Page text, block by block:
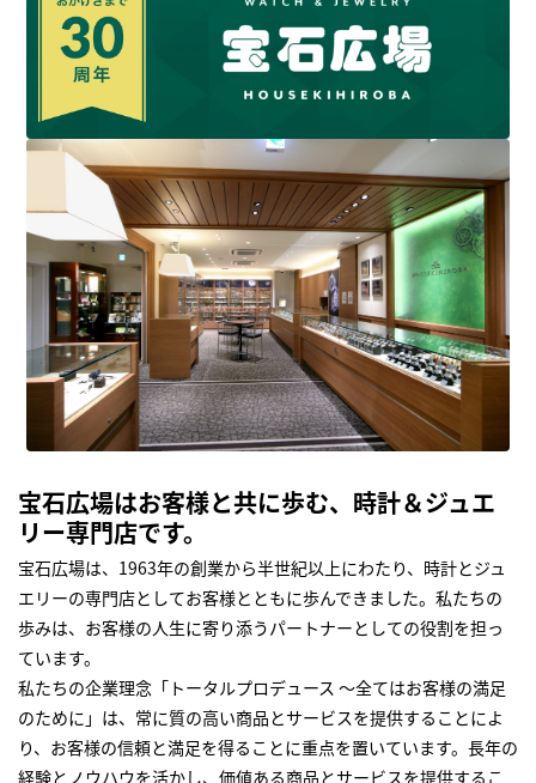
宝石広場はお客様と共に歩む、時計＆ジュエ
リー専門店です。
宝石広場は、1963年の創業から半世紀以上にわたり、時計とジュ
エリーの専門店としてお客様とともに歩んできました。私たちの
歩みは、お客様の人生に寄り添うパートナーとしての役割を担っ
ています。
私たちの企業理念「トータルプロデュース ～全てはお客様の満足
のために」は、常に質の高い商品とサービスを提供することによ
り、お客様の信頼と満足を得ることに重点を置いています。長年の
経験とノウハウを活かし、価値ある商品とサービスを提供するこ